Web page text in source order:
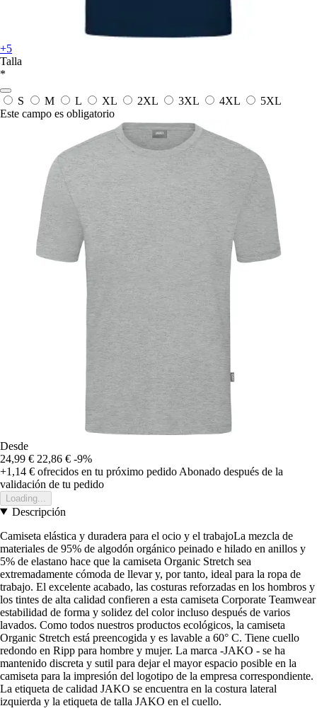
+5
Talla
*
S M L XL 2XL 3XL 4XL
5XL
Este campo es obligatorio
Desde
24,99 € 22,86 € -9%
+1,14 € ofrecidos en tu próximo pedido Abonado después de la
validación de tu pedido
Loading...
Descripción
Camiseta elástica y duradera para el ocio y el trabajoLa mezcla de
materiales de 95% de algodón orgánico peinado e hilado en anillos y
5% de elastano hace que la camiseta Organic Stretch sea
extremadamente cómoda de llevar y, por tanto, ideal para la ropa de
trabajo. El excelente acabado, las costuras reforzadas en los hombros y
los tintes de alta calidad confieren a esta camiseta Corporate Teamwear
estabilidad de forma y solidez del color incluso después de varios
lavados. Como todos nuestros productos ecológicos, la camiseta
Organic Stretch está preencogida y es lavable a 60° C. Tiene cuello
redondo en Ripp para hombre y mujer. La marca -JAKO - se ha
mantenido discreta y sutil para dejar el mayor espacio posible en la
camiseta para la impresión del logotipo de la empresa correspondiente.
La etiqueta de calidad JAKO se encuentra en la costura lateral
izquierda y la etiqueta de talla JAKO en el cuello.